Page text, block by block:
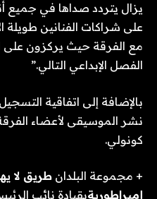
على شراكات الفنانين
مع الفرقة حيث يركزون على
الفصل الإبداعي التالي.”
نشر الموسيقى لأعضاء
كونولي.
+ مجموعة البلدان طريق لا
إمبراطوريةبقيادة نائب